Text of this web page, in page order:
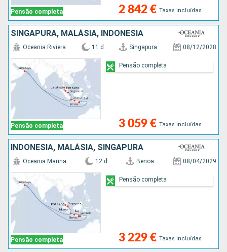
Pensão completa 2 842 € Taxas incluídas
SINGAPURA, MALÁSIA, INDONÉSIA
Pensão completa
Oceania Riviera 11 d Singapura 08/12/2028
3 059 € Taxas incluídas
Pensão completa
INDONÉSIA, MALÁSIA, SINGAPURA
Pensão completa
Oceania Marina 12 d Benoa 08/04/2029
3 229 € Taxas incluídas
Pensão completa